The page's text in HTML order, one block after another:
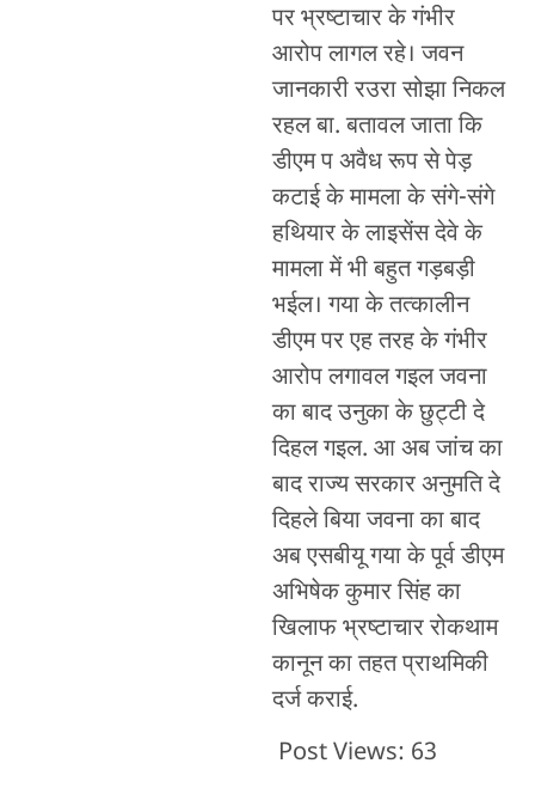
पर भ्रष्टाचार के गंभीर
आरोप लागल रहे। जवन
जानकारी रउरा सोझा निकल
रहल बा. बतावल जाता कि
डीएम प अवैध रूप से पेड़
कटाई के मामला के संगे-संगे
हथियार के लाइसेंस देवे के
मामला में भी बहुत गड़बड़ी
भईल। गया के तत्कालीन
डीएम पर एह तरह के गंभीर
आरोप लगावल गइल जवना
का बाद उनुका के छुट्टी दे
दिहल गइल. आ अब जांच का
बाद राज्य सरकार अनुमति दे
दिहले बिया जवना का बाद
अब एसबीयू गया के पूर्व डीएम
अभिषेक कुमार सिंह का
खिलाफ भ्रष्टाचार रोकथाम
कानून का तहत प्राथमिकी
दर्ज कराई.
Post Views: 63